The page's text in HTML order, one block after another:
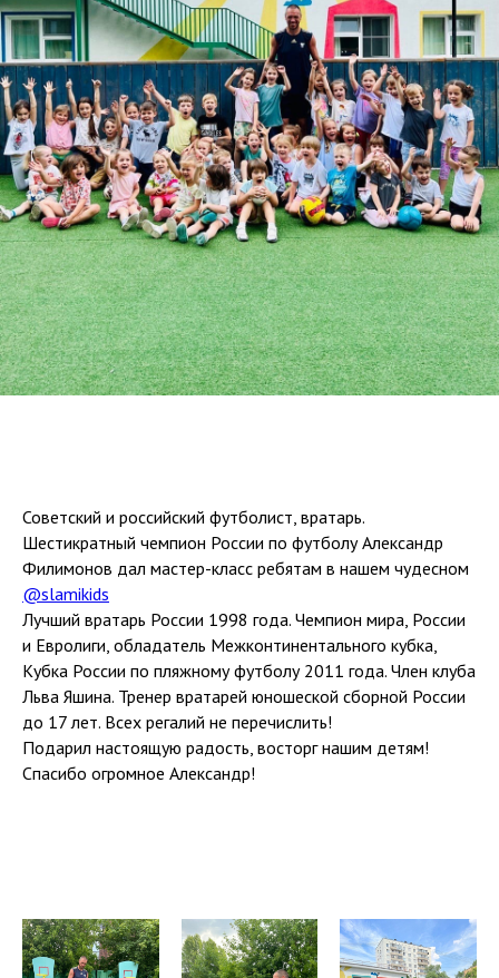
Советский и российский футболист, вратарь.
Шестикратный чемпион России по футболу Александр
Филимонов дал мастер-класс ребятам в нашем чудесном
@slamikids
Лучший вратарь России 1998 года. Чемпион мира, России
и Евролиги, обладатель Межконтинентального кубка,
Кубка России по пляжному футболу 2011 года. Член клуба
Льва Яшина. Тренер вратарей юношеской сборной России
до 17 лет. Всех регалий не перечислить!
Подарил настоящую радость, восторг нашим детям!
Спасибо огромное Александр!